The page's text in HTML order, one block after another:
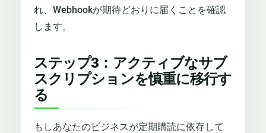
れ、Webhookが期待どおりに届くことを確認
します。
ステップ3：アクティブなサブ
スクリプションを慎重に移行す
る
もしあなたのビジネスが定期購読に依存して